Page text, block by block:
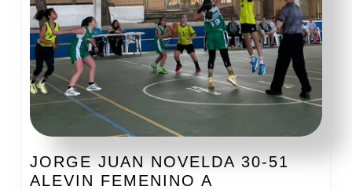
JORGE JUAN NOVELDA 30-51
ALEVIN FEMENINO A